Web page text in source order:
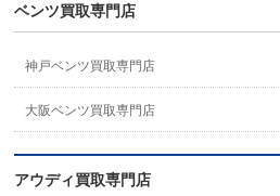
ベンツ買取専門店
神戸ベンツ買取専門店
大阪ベンツ買取専門店
アウディ買取専門店